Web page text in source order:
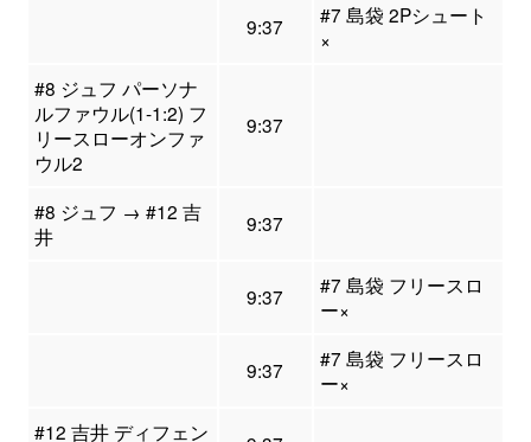
9:37
#7 島袋 2Pシュート
×
#8 ジュフ パーソナ
ルファウル(1-1:2) フ
リースローオンファ
ウル2
9:37
#8 ジュフ → #12 吉
井
9:37
9:37
#7 島袋 フリースロ
ー×
9:37
#7 島袋 フリースロ
ー×
#12 吉井 ディフェン